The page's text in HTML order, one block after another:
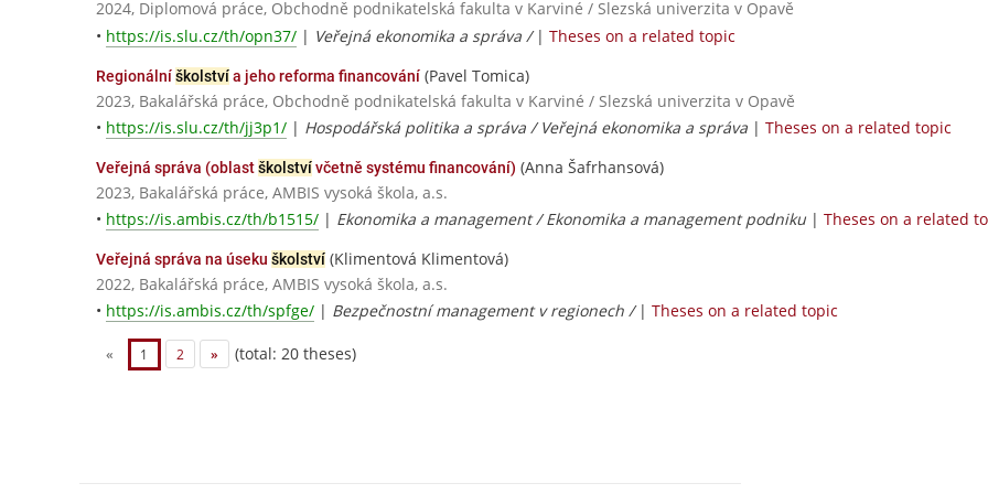
2024, Diplomová práce, Obchodně podnikatelská fakulta v Karviné / Slezská univerzita v Opavě
• https://is.slu.cz/th/opn37/ | Veřejná ekonomika a správa / | Theses on a related topic
Regionálníškolstvía jeho reforma financování (Pavel Tomica)
2023, Bakalářská práce, Obchodně podnikatelská fakulta v Karviné / Slezská univerzita v Opavě
• https://is.slu.cz/th/jj3p1/ | Hospodářská politika a správa / Veřejná ekonomika a správa | Theses on a related topic
Veřejná správa (oblastškolstvívčetně systému financování) (Anna Šafrhansová)
2023, Bakalářská práce, AMBIS vysoká škola, a.s.
• https://is.ambis.cz/th/b1515/ | Ekonomika a management / Ekonomika a management podniku | Theses on a related
Veřejná správa na úseku školství (Klimentová Klimentová)
2022, Bakalářská práce, AMBIS vysoká škola, a.s.
• https://is.ambis.cz/th/spfge/ | Bezpečnostní management v regionech / | Theses on a related topic
« 1 2 » (total: 20 theses)